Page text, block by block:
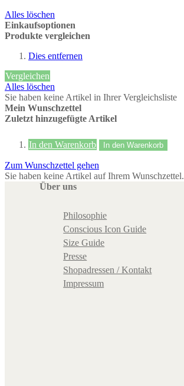
Alles löschen
Einkaufsoptionen
Produkte vergleichen
Dies entfernen
Vergleichen
Alles löschen
Sie haben keine Artikel in Ihrer Vergleichsliste
Mein Wunschzettel
Zuletzt hinzugefügte Artikel
In den Warenkorb In den Warenkorb
Zum Wunschzettel gehen
Sie haben keine Artikel auf Ihrem Wunschzettel.
Über uns
Philosophie
Conscious Icon Guide
Size Guide
Presse
Shopadressen / Kontakt
Impressum